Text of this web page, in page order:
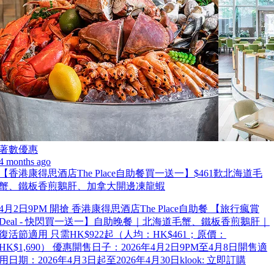
數優惠
months ago
香港康得思酒店The Place自助餐買一送一】$461歎北海道毛
、鐵板香煎鵝肝、加拿大開邊凍龍蝦
月2日9PM 開搶 香港康得思酒店The Place自助餐 【旅行瘋賞
- 快閃買一送一】自助晚餐｜北海道毛蟹、鐵板香煎鵝肝｜
活節適用 只需HK$922起（人均：HK$461；原價：
） 優惠開售日子：2026年4月2日9PM至4月8日開售適
日期：2026年4月3日起至2026年4月30日klook: 立即訂購